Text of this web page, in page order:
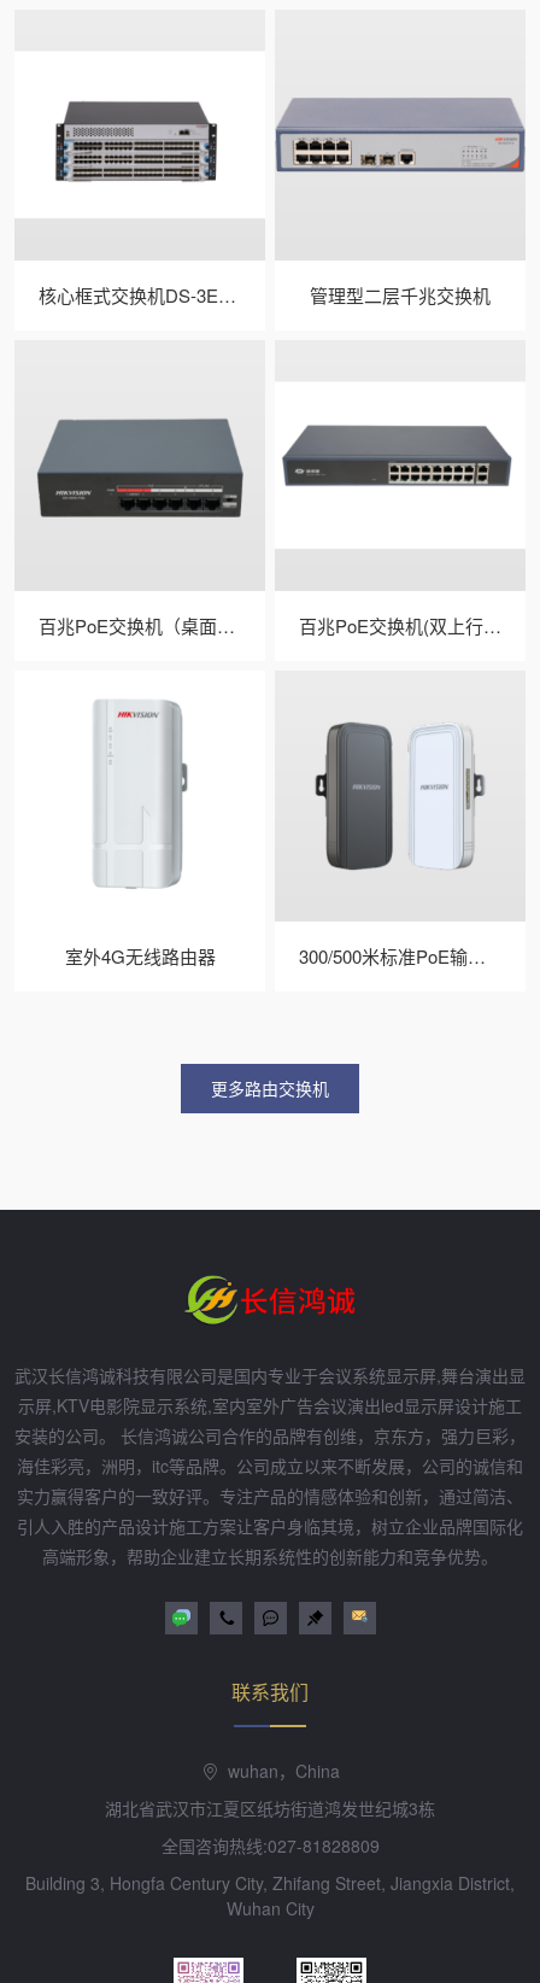
核心框式交换机DS-3E6503(国内标配) 管理型二层千兆交换机
百兆PoE交换机（桌面式/低功率） 百兆PoE交换机(双上行口/MCU PoE)
室外4G无线路由器 300/500米标准PoE输入输出电梯网桥
更多路由交换机
武汉长信鸿诚科技有限公司是国内专业于会议系统显示屏,舞台演出显
示屏,KTV电影院显示系统,室内室外广告会议演出led显示屏设计施工
安装的公司。 长信鸿诚公司合作的品牌有创维，京东方，强力巨彩，
海佳彩亮，洲明，itc等品牌。公司成立以来不断发展，公司的诚信和
实力赢得客户的一致好评。专注产品的情感体验和创新，通过简洁、
引人入胜的产品设计施工方案让客户身临其境，树立企业品牌国际化
高端形象，帮助企业建立长期系统性的创新能力和竞争优势。
联系我们
wuhan，China
湖北省武汉市江夏区纸坊街道鸿发世纪城3栋
全国咨询热线:027-81828809
Building 3, Hongfa Century City, Zhifang Street, Jiangxia District,
Wuhan City